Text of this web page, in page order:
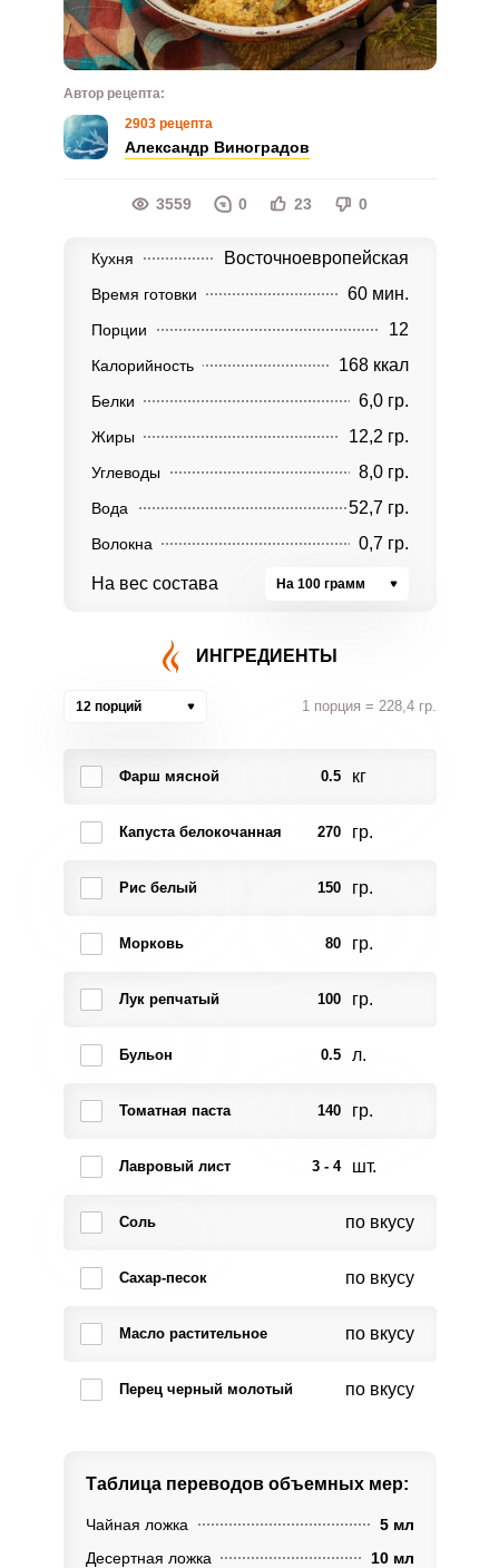
Автор рецепта:
2903 рецепта
Александр Виноградов
3559 0 23 0
Кухня Восточноевропейская
Время готовки 60 мин.
Порции 12
Калорийность 168 ккал
Белки 6,0 гр.
Жиры 12,2 гр.
Углеводы 8,0 гр.
Вода 52,7 гр.
Волокна 0,7 гр.
На вес состава На 100 грамм
ИНГРЕДИЕНТЫ
12 порций 1 порция = 228,4 гр.
Фарш мясной 0.5 кг
Капуста белокочанная 270 гр.
Рис белый 150 гр.
Морковь 80 гр.
Лук репчатый 100 гр.
Бульон 0.5 л.
Томатная паста 140 гр.
Лавровый лист 3 - 4 шт.
Соль по вкусу
Сахар-песок по вкусу
Масло растительное по вкусу
Перец черный молотый по вкусу
Таблица переводов объемных мер:
Чайная ложка
5 мл
Десертная ложка
10 мл